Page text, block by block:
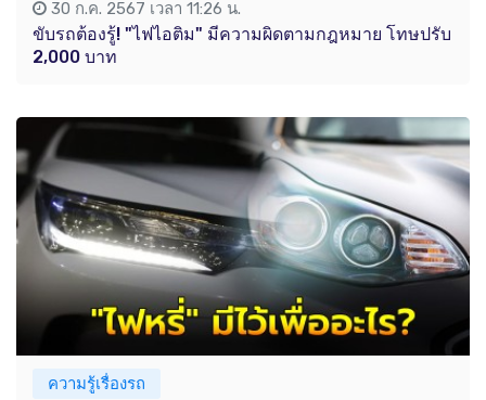
30 ก.ค. 2567 เวลา 11:26 น.
ขับรถต้องรู้! "ไฟไอติม" มีความผิดตามกฎหมาย โทษปรับ
2,000 บาท
ความรู้เรื่องรถ